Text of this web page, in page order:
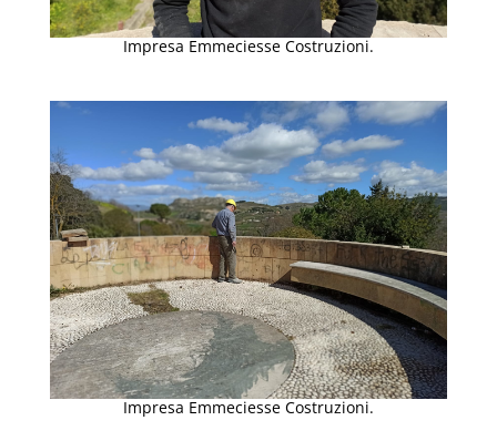
Impresa Emmeciesse Costruzioni.
Impresa Emmeciesse Costruzioni.